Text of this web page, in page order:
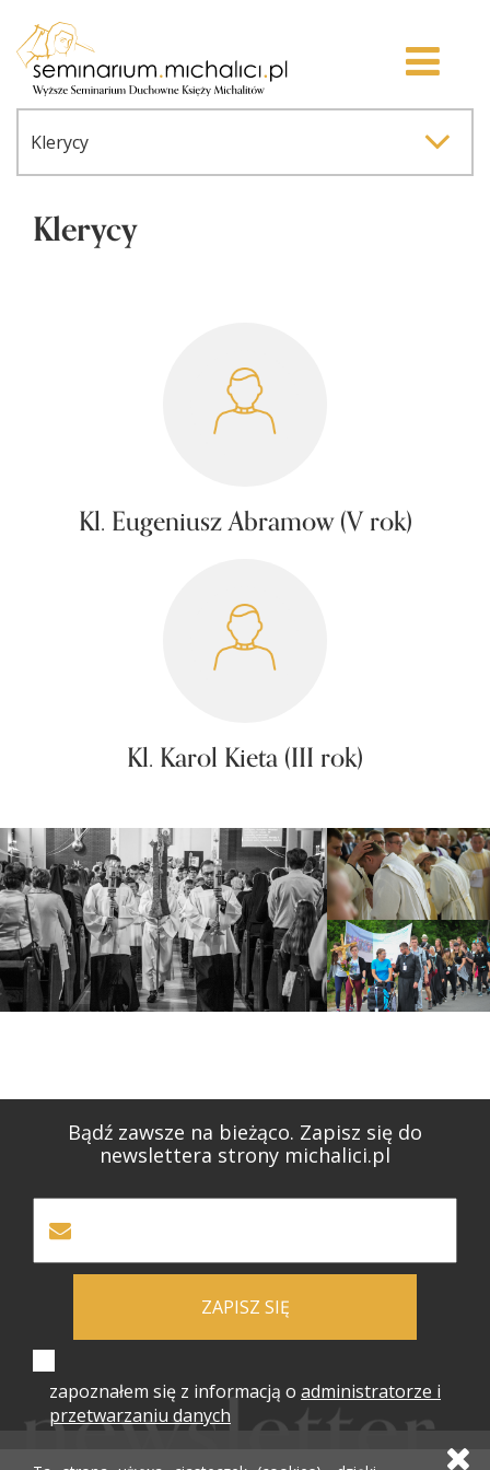
Klerycy
Kl. Eugeniusz Abramow (V rok)
Kl. Karol Kieta (III rok)
Bądź zawsze na bieżąco. Zapisz się do
newslettera strony michalici.pl
ZAPISZ SIĘ
zapoznałem się z informacją o administratorze i
przetwarzaniu danych